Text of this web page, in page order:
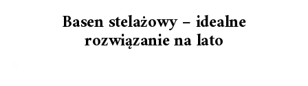
Basen stelażowy – idealne
rozwiązanie na lato